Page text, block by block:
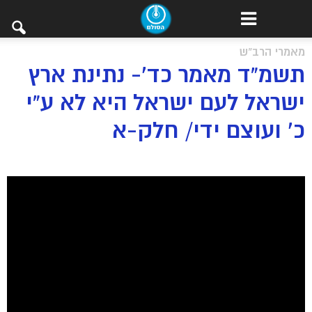
מאמרי הרב"ש
תשמ”ד מאמר כד’- נתינת ארץ
ישראל לעם ישראל היא לא ע”י
כ’ ועוצם ידי/ חלק-א